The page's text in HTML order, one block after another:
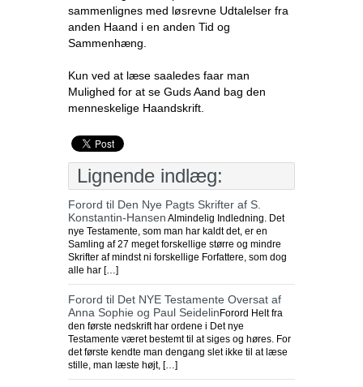
sammenlignes med løsrevne Udtalelser fra
anden Haand i en anden Tid og
Sammenhæng.
Kun ved at læse saaledes faar man
Mulighed for at se Guds Aand bag den
menneskelige Haandskrift.
Lignende indlæg:
Forord til Den Nye Pagts Skrifter af S.
Konstantin-Hansen Almindelig Indledning. Det
nye Testamente, som man har kaldt det, er en
Samling af 27 meget forskellige større og mindre
Skrifter af mindst ni forskellige Forfattere, som dog
alle har […]
Forord til Det NYE Testamente Oversat af
Anna Sophie og Paul Seidelin Forord Helt fra
den første nedskrift har ordene i Det nye
Testamente været bestemt til at siges og høres. For
det første kendte man dengang slet ikke til at læse
stille, man læste højt, […]